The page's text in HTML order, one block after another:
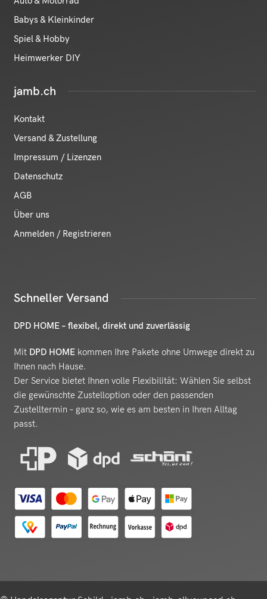
Babys & Kleinkinder
Spiel & Hobby
Heimwerker DIY
jamb.ch
Kontakt
Versand & Zustellung
Impressum / Lizenzen
Datenschutz
AGB
Über uns
Anmelden / Registrieren
Schneller Versand
DPD HOME – flexibel, direkt und zuverlässig
Mit DPD HOME kommen Ihre Pakete ohne Umwege direkt zu
Ihnen nach Hause.
Der Service bietet Ihnen volle Flexibilität: Wählen Sie selbst
die gewünschte Zustelloption oder den passenden
Zustelltermin – ganz so, wie es am besten in Ihren Alltag
passt.